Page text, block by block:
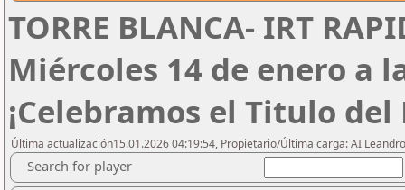
TORRE BLANCA- IRT
Miércoles 14 de enero a
¡Celebramos el Titulo
Última actualización15.01.2026 04:19:54, Propietario/Última carga: AI
Search for player